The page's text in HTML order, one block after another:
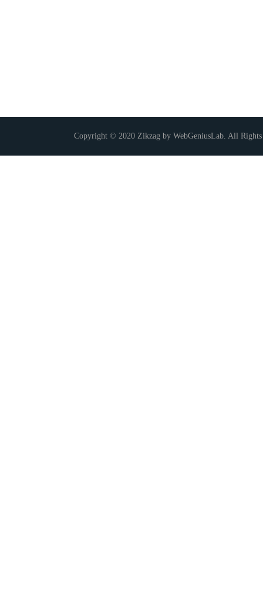
Copyright © 2020 Zikzag by WebGeniusLab. All Rights